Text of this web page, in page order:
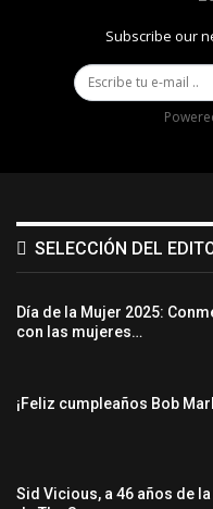
Subscribe our
SELECCIÓN DEL
Día de la Mujer 2025:
con las mujeres…
¡Feliz cumpleaños Bob
Sid Vicious, a 46 años de